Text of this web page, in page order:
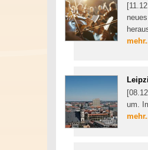
um.